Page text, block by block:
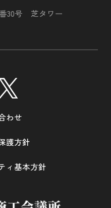
30号 芝タワー
わせ
護方針
ィ基本方針